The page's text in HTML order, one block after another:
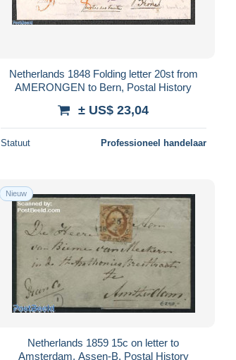
Netherlands 1848 Folding letter 20st from
AMERONGEN to Bern, Postal History
± US$ 23,04
Statuut Professioneel handelaar
Nieuw
Netherlands 1859 15c on letter to
Amsterdam, Assen-B, Postal History